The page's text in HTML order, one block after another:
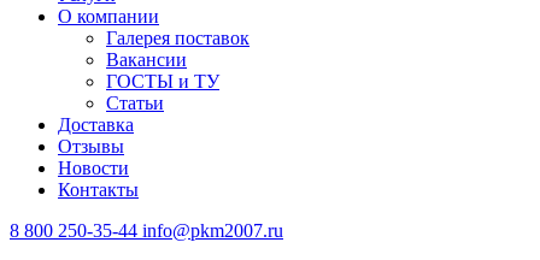
О компании
Галерея поставок
Вакансии
ГОСТЫ и ТУ
Статьи
Доставка
Отзывы
Новости
Контакты
8 800 250-35-44 info@pkm2007.ru